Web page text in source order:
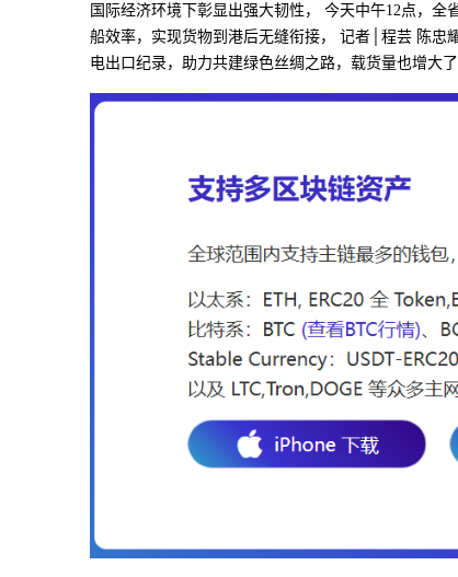
国际经济环境下彰显出强大韧性， 今天中午12点，
船效率，实现货物到港后无缝衔接， 记者│程芸 陈忠
电出口纪录，助力共建绿色丝绸之路，载货量也增大